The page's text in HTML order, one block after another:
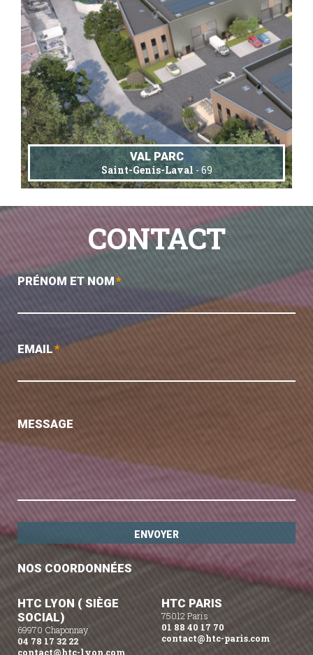
VAL PARC
Saint-Genis-Laval- 69
CONTACT
PRÉNOM ET NOM*
EMAIL*
MESSAGE
NOS COORDONNÉES
HTC LYON ( SIÈGE
SOCIAL)
69970 Chaponnay
04 78 17 32 22
contact@htc-lyon.com
HTC PARIS
75012 Paris
01 88 40 17 70
contact@htc-paris.com